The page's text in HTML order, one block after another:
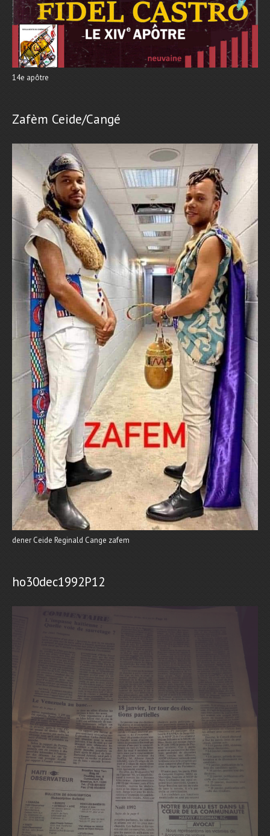
14e apôtre
Zafèm Ceide/Cangé
dener Ceide Reginald Cange zafem
ho30dec1992P12